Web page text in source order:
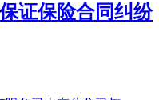
证保险合同纠纷